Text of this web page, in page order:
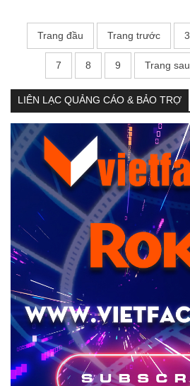
Trang đầu Trang trước 3
7 8 9 Trang sau
LIÊN LẠC QUẢNG CÁO & BẢO TRỢ